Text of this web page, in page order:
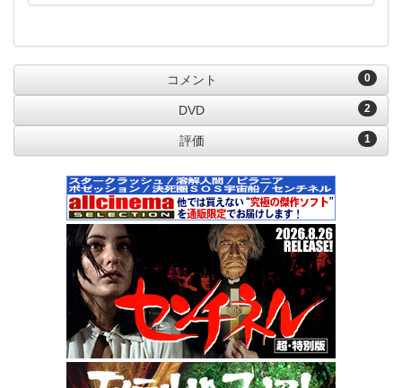
0
コメント
2
DVD
1
評価